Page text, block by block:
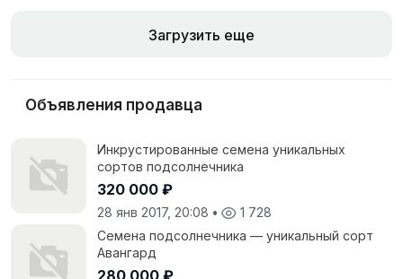
Загрузить еще
Объявления продавца
Инкрустированные семена уникальных
сортов подсолнечника
320 000 ₽
28 янв 2017, 20:08 •
1 728
Семена подсолнечника — уникальный сорт
Авангард
280 000 ₽